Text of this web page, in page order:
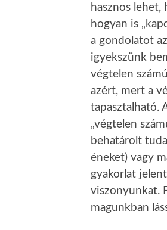
hasznos lehet,
hogyan is
a gondolatot az
igyekszünk
végtelen
azért, mert a
tapasztalható.
„végtelen
behatárolt
éneket) vagy
gyakorlat
viszonyunkat.
magunkban